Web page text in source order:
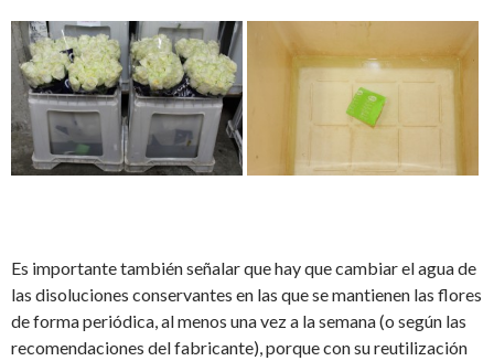
Es importante también señalar que hay que cambiar el agua de
las disoluciones conservantes en las que se mantienen las flores
de forma periódica, al menos una vez a la semana (o según las
recomendaciones del fabricante), porque con su reutilización